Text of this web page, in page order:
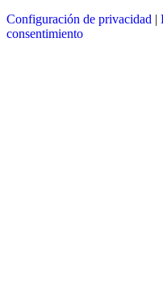
Configuración de privacidad |
consentimiento